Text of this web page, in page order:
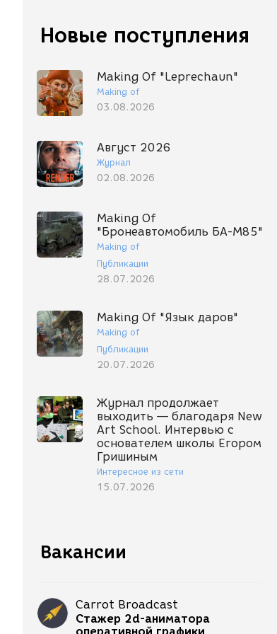
Новые поступления
Making Of "Leprechaun"
Making of
03.08.2026
Август 2026
Журнал
02.08.2026
Making Of
"Бронеавтомобиль БА-М85"
Making of
Публикации
28.07.2026
Making Of "Язык даров"
Making of
Публикации
20.07.2026
Журнал продолжает
выходить — благодаря New
Art School. Интервью с
основателем школы Егором
Гришиным
Интересное из сети
15.07.2026
Вакансии
Carrot Broadcast
Стажер 2d-аниматора